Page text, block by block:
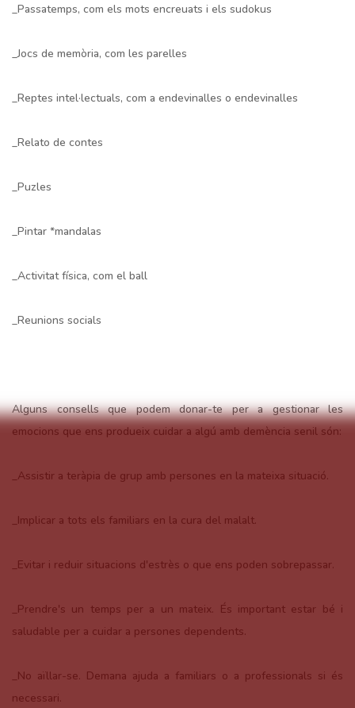
_Passatemps, com els mots encreuats i els sudokus
_Jocs de memòria, com les parelles
_Reptes intel·lectuals, com a endevinalles o endevinalles
_Relato de contes
_Puzles
_Pintar *mandalas
_Activitat física, com el ball
_Reunions socials
Alguns consells que podem donar-te per a gestionar les
emocions que ens produeix cuidar a algú amb demència senil són:
_Assistir a teràpia de grup amb persones en la mateixa situació.
_Implicar a tots els familiars en la cura del malalt.
_Evitar i reduir situacions d'estrès o que ens poden sobrepassar.
_Prendre's un temps per a un mateix. És important estar bé i
saludable per a cuidar a persones dependents.
_No aïllar-se. Demana ajuda a familiars o a professionals si és
necessari.